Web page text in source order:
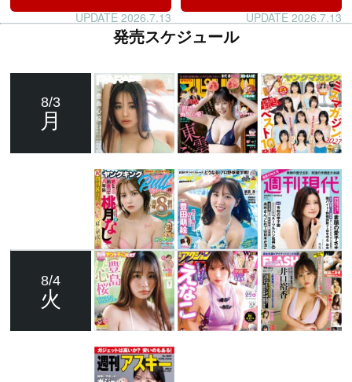
UPDATE 2026.7.13 UPDATE 2026.7.13
発売スケジュール
8/3
月
8/4
火